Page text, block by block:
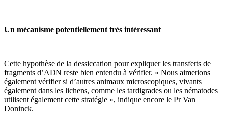
Un mécanisme potentiellement très intéressant
Cette hypothèse de la dessiccation pour expliquer les transferts de
fragments d’ADN reste bien entendu à vérifier. « Nous aimerions
également vérifier si d’autres animaux microscopiques, vivants
également dans les lichens, comme les tardigrades ou les nématodes
utilisent également cette stratégie », indique encore le Pr Van
Doninck.